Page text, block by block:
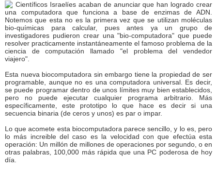
Científicos Israelíes acaban de anunciar que han logrado crear
una computadora que funciona a base de enzimas de ADN.
Notemos que esta no es la primera vez que se utilizan moléculas
bio-químicas para calcular, pues antes ya un grupo de
investigadores pudieron crear una "bio-computadora" que puede
resolver practicamente instantáneamente el famoso problema de la
ciencia de computación llamado "el problema del vendedor
viajero".
Esta nueva biocomputadora sin embargo tiene la propiedad de ser
programable, aunque no es una computadora universal. Es decir,
se puede programar dentro de unos límites muy bien establecidos,
pero no puede ejecutar cualquier programa arbitrario. Más
específicamente, este prototipo lo que hace es decir si una
secuencia binaria (de ceros y unos) es par o impar.
Lo que acomete esta biocomputadora parece sencillo, y lo es, pero
lo más increible del caso es la velocidad con que efectúa esta
operación: Un millón de millones de operaciones por segundo, o en
otras palabras, 100,000 más rápida que una PC poderosa de hoy
día.